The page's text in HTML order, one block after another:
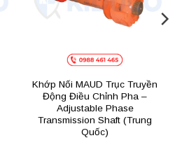
Khớp Nối MAUD Trục Truyền
Động Điều Chỉnh Pha –
Adjustable Phase
Transmission Shaft (Trung
Quốc)